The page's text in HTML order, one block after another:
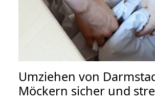
Umziehen von
Möckern sicher und